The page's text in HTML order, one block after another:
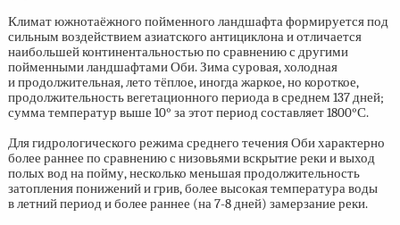
Климат южнотаёжного пойменного ландшафта формируется под
сильным воздействием азиатского антициклона и отличается
наибольшей континентальностью по сравнению с другими
пойменными ландшафтами Оби. Зима суровая, холодная
и продолжительная, лето тёплое, иногда жаркое, но короткое,
продолжительность вегетационного периода в среднем 137 дней;
сумма температур выше 10° за этот период составляет 1800°С.
Для гидрологического режима среднего течения Оби характерно
более раннее по сравнению с низовьями вскрытие реки и выход
полых вод на пойму, несколько меньшая продолжительность
затопления понижений и грив, более высокая температура воды
в летний период и более раннее (на7-8 дней) замерзание реки.